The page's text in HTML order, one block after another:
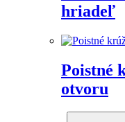
hriadeľ
Poistné
otvoru